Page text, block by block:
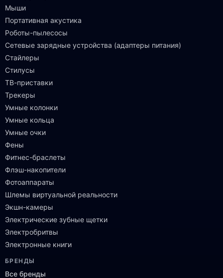
Мыши
Портативная акустика
Роботы-пылесосы
Сетевые зарядные устройства (адаптеры питания)
Стайлеры
Стилусы
ТВ-приставки
Трекеры
Умные колонки
Умные кольца
Умные очки
Фены
Фитнес-браслеты
Флэш-накопители
Фотоаппараты
Шлемы виртуальной реальности
Экшн-камеры
Электрические зубные щетки
Электробритвы
Электронные книги
БРЕНДЫ
Все бренды